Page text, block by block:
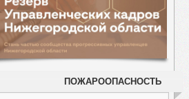
ПОЖАРООПАСНОСТЬ